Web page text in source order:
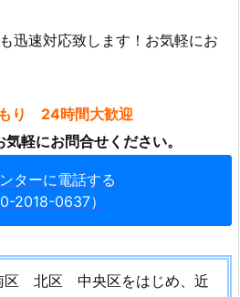
速対応致します！お気軽にお
り 24時間大歓迎
軽にお問合せください。
ターに電話する
2018-0637）
北区 中央区をはじめ、近